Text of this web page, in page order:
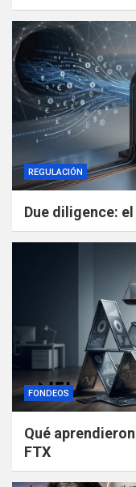
REGULACIÓN
Due diligence:
FONDEOS
Qué
FTX